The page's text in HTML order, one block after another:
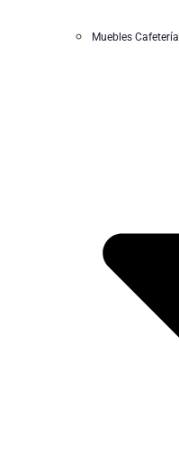
Muebles Cafetería